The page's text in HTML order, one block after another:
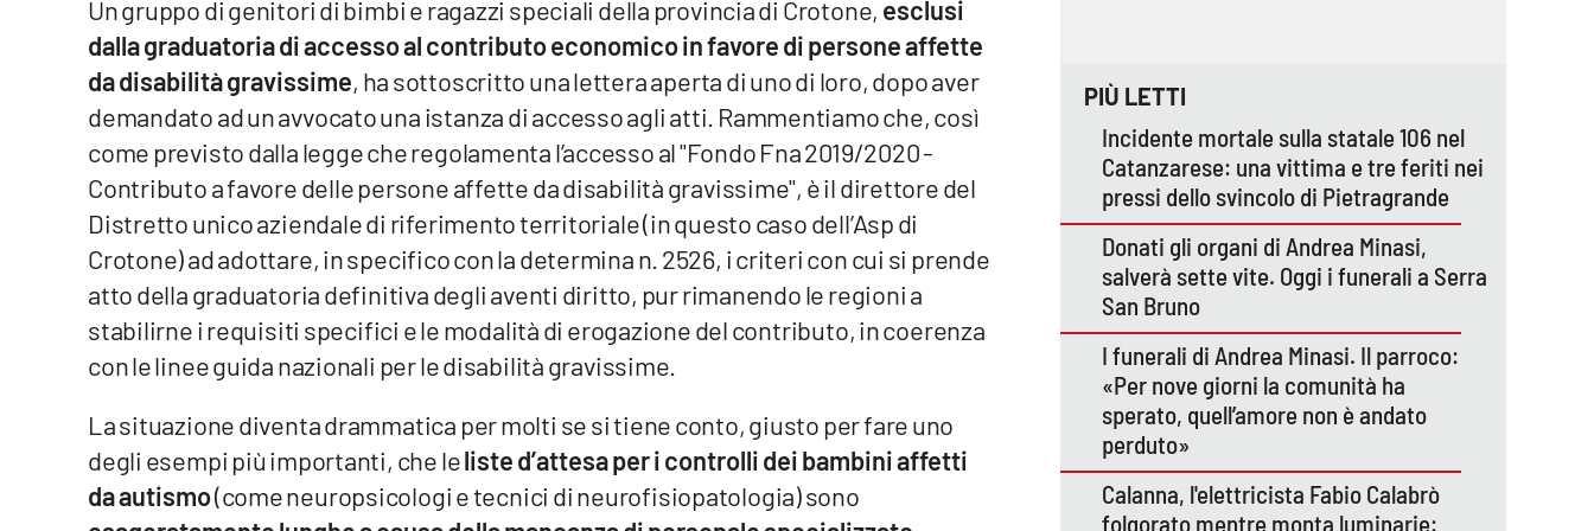
Venti di comunicazione
Streaming
LaC Network
Un gruppo di genitori di bimbi e ragazzi speciali della provincia di Crotone, esclusi
dalla graduatoria di accesso al contributo economico in favore di persone affette
da disabilità gravissime, ha sottoscritto una lettera aperta di uno di loro, dopo aver
demandato ad un avvocato una istanza di accesso agli atti. Rammentiamo che, così
come previsto dalla legge che regolamenta l’accesso al "Fondo Fna 2019/2020 -
Contributo a favore delle persone affette da disabilità gravissime", è il direttore del
Distretto unico aziendale di riferimento territoriale (in questo caso dell’Asp di
Crotone) ad adottare, in specifico con la determina n. 2526, i criteri con cui si prende
atto della graduatoria definitiva degli aventi diritto, pur rimanendo le regioni a
stabilirne i requisiti specifici e le modalità di erogazione del contributo, in coerenza
con le linee guida nazionali per le disabilità gravissime.
La situazione diventa drammatica per molti se si tiene conto, giusto per fare uno
degli esempi più importanti, che leliste d’attesa per i controlli dei bambini affetti
da autismo(come neuropsicologi e tecnici di neurofisiopatologia) sono
PIÙ LETTI
Incidente mortale sulla statale 106 nel
Catanzarese: una vittima e tre feriti nei
pressi dello svincolo di Pietragrande
Donati gli organi di Andrea Minasi,
salverà sette vite. Oggi i funerali a Serra
San Bruno
I funerali di Andrea Minasi. Il parroco:
«Per nove giorni la comunità ha
sperato, quell’amore non è andato
perduto»
Calanna, l'elettricista Fabio Calabrò
folgorato mentre monta luminarie: